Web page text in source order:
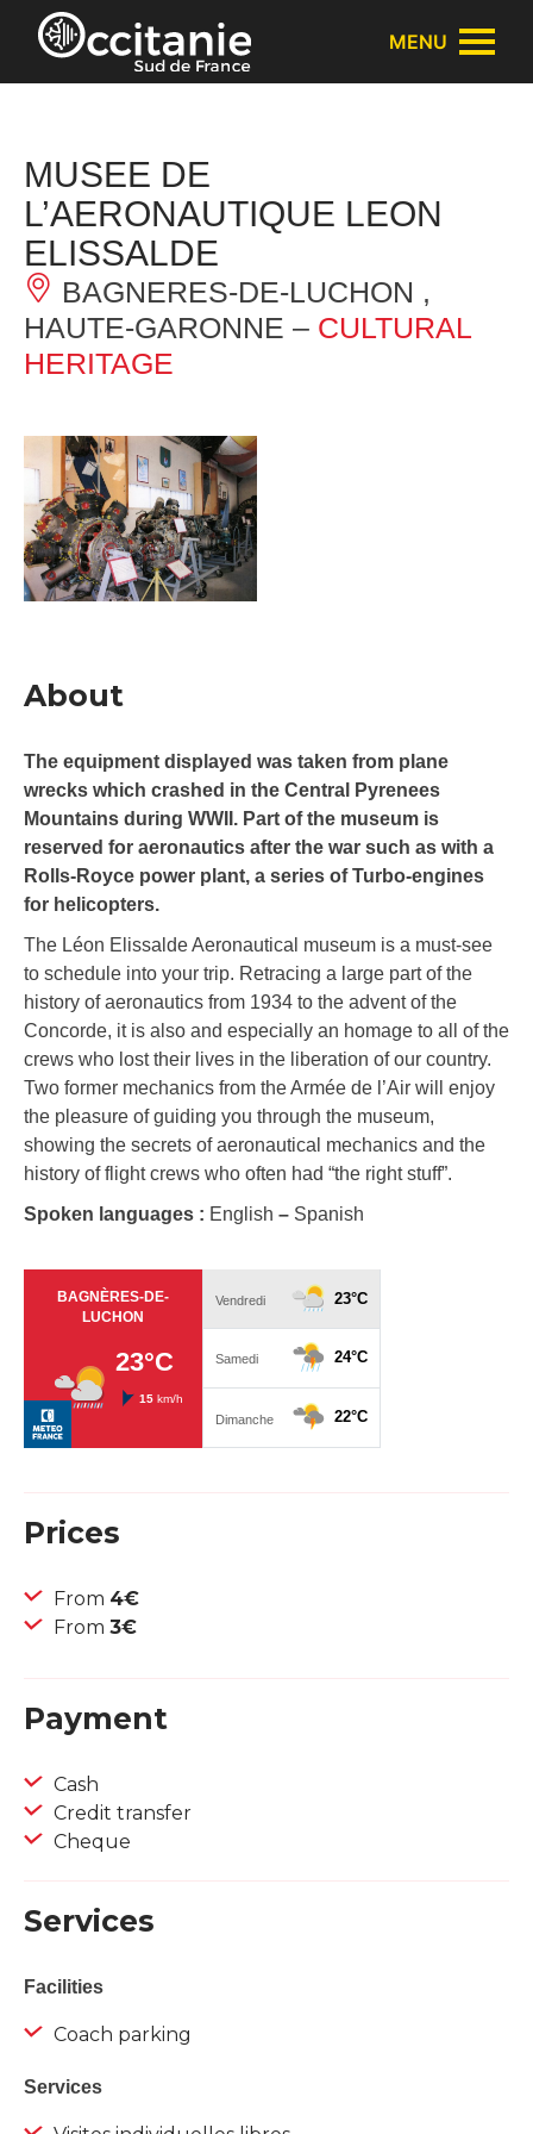
Cookies management panel
MENU
MUSEE DE
L’AERONAUTIQUE LEON
ELISSALDE
BAGNERES-DE-LUCHON ,
HAUTE-GARONNE – CULTURAL
HERITAGE
About
The equipment displayed was taken from plane
wrecks which crashed in the Central Pyrenees
Mountains during WWII. Part of the museum is
reserved for aeronautics after the war such as with a
Rolls-Royce power plant, a series of Turbo-engines
for helicopters.
The Léon Elissalde Aeronautical museum is a must-see
to schedule into your trip. Retracing a large part of the
history of aeronautics from 1934 to the advent of the
Concorde, it is also and especially an homage to all of the
crews who lost their lives in the liberation of our country.
Two former mechanics from the Armée de l’Air will enjoy
the pleasure of guiding you through the museum,
showing the secrets of aeronautical mechanics and the
history of flight crews who often had “the right stuff”.
Spoken languages : English – Spanish
Prices
From 4€
From 3€
Payment
Cash
Credit transfer
Cheque
Services
Facilities
Coach parking
Services